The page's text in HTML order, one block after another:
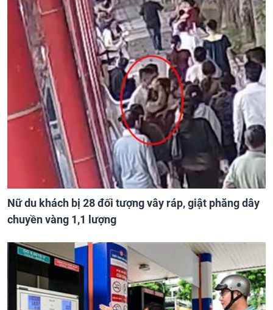
Nữ du khách bị 28 đối tượng vây ráp, giật phăng dây
chuyền vàng 1,1 lượng